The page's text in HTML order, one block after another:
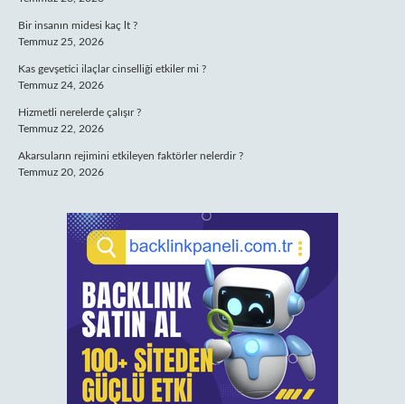
Bir insanın midesi kaç lt ?
Temmuz 25, 2026
Kas gevşetici ilaçlar cinselliği etkiler mi ?
Temmuz 24, 2026
Hizmetli nerelerde çalışır ?
Temmuz 22, 2026
Akarsuların rejimini etkileyen faktörler nelerdir ?
Temmuz 20, 2026